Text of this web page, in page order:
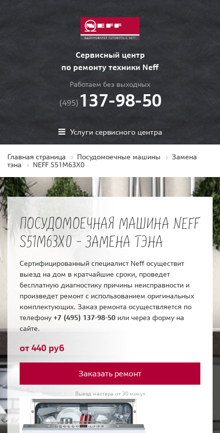
Сервисный центр
по ремонту техники Neff
Работаем без выходных
(495) 137-98-50
Услуги сервисного центра
Главная страница Посудомоечные машины
Замена
тэна
NEFF S51M63X0
ПОСУДОМОЕЧНАЯ МАШИНА NEFF
S51M63X0 - ЗАМЕНА ТЭНА
Сертифицированный специалист Neff осуществит
выезд на дом в кратчайшие сроки, проведет
бесплатную диагностику причины неисправности и
произведет ремонт с использованием оригинальных
комплектующих. Заказ ремонта осуществляется по
телефону +7 (495) 137-98-50 или через форму на
сайте.
от 440 руб
Заказать ремонт
Выезд мастера от 30 минут